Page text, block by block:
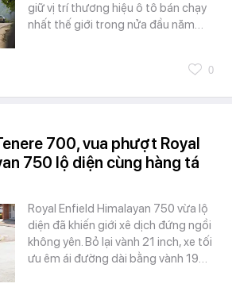
giữ vị trí thương hiệu ô tô bán chạy
nhất thế giới trong nửa đầu năm…
0
700, vua phượt Royal
750 lộ diện cùng hàng tá
Royal Enfield Himalayan 750 vừa lộ
diện đã khiến giới xê dịch đứng ngồi
không yên. Bỏ lại vành 21 inch, xe tối
ưu êm ái đường dài bằng vành 19…